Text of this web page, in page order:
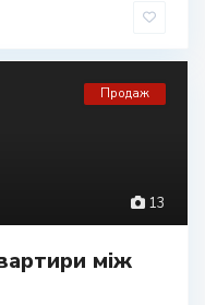
13
Продаж
між